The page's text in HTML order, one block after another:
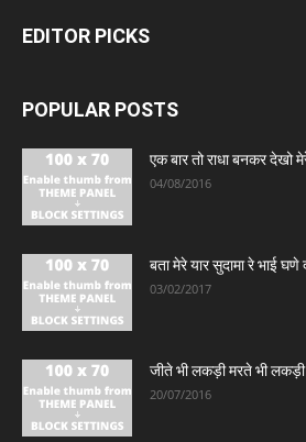
EDITOR PICKS
POPULAR POSTS
एक बार तो राधा बनकर देखो
04/08/2016
बता मेरे यार सुदामा रे भाई घणे
03/02/2017
जीते भी लकड़ी मरते भी
20/07/2016